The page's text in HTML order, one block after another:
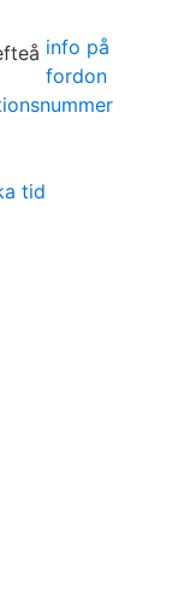
info på
fordon
tid